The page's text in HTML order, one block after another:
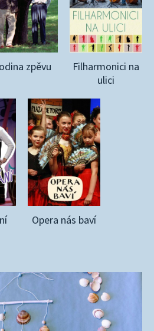
zpěvu
Filharmonici na
ulici
Opera nás baví